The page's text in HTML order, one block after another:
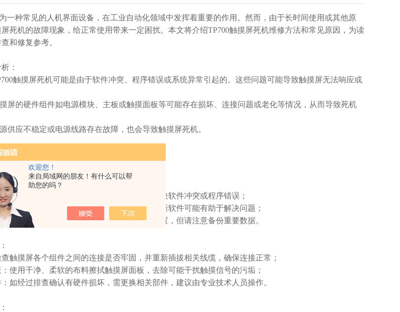
欢迎您！
来自局域网的朋友！有什么可以帮
助您的吗？
种常见的人机界面设备，在工业自动化领域中发挥着重要的作用。然而，由于长时间使用或其他原
死机的故障现象，给正常使用带来一定困扰。本文将介绍TP700触摸屏死机维修方法和常见原因，为读
和修复参考。
：
触摸屏死机可能是由于软件冲突、程序错误或系统异常引起的。这些问题可能导致触摸屏无法响应或
的硬件组件如电源模块、主板或触摸面板等可能存在损坏、连接问题或老化等情况，从而导致死机
应不稳定或电源线路存在故障，也会导致触摸屏死机。
修方法：
新启动触摸屏，有时候简单的重启就能解决软件冲突或程序错误；
否有最新的固件或驱动程序可用，及时更新软件可能有助于解决问题；
摸屏系统的重置操作，将其恢复至出厂设置，但请注意备份重要数据。
摸屏各个组件之间的连接是否牢固，并重新插拔相关线缆，确保连接正常；
用干净、柔软的布料擦拭触摸屏面板，去除可能干扰触摸信号的污垢；
经过排查确认有硬件损坏，需更换相关部件，建议由专业技术人员操作。